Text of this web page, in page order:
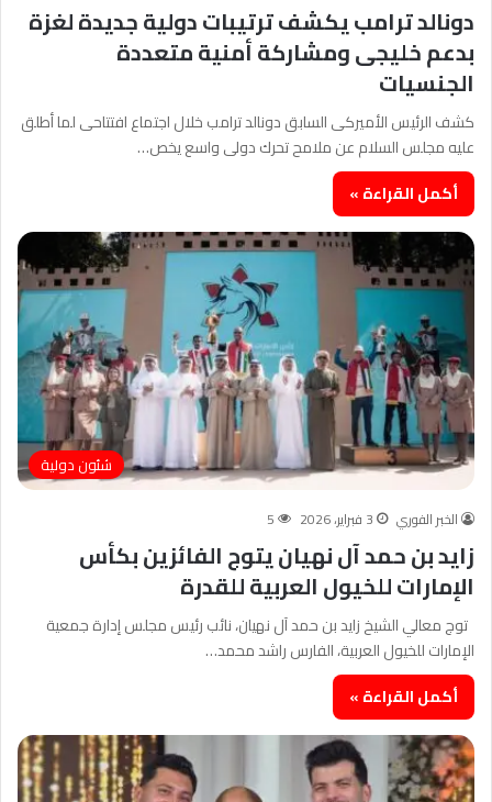
دونالد ترامب يكشف ترتيبات دولية جديدة لغزة
بدعم خليجى ومشاركة أمنية متعددة
الجنسيات
كشف الرئيس الأميركى السابق دونالد ترامب خلال اجتماع افتتاحى لما أطلق
عليه مجلس السلام عن ملامح تحرك دولى واسع يخص…
أكمل القراءة »
شئون دولية
الخبر الفوري 3 فبراير، 2026 5
زايد بن حمد آل نهيان يتوج الفائزين بكأس
الإمارات للخيول العربية للقدرة
توج معالي الشيخ زايد بن حمد آل نهيان، نائب رئيس مجلس إدارة جمعية
الإمارات للخيول العربية، الفارس راشد محمد…
أكمل القراءة »